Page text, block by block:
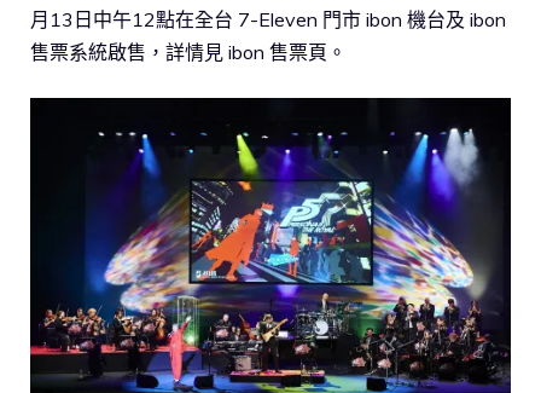
月13日中午12點在全台 7-Eleven 門市 ibon 機台及 ibon
售票系統啟售，詳情見 ibon 售票頁。